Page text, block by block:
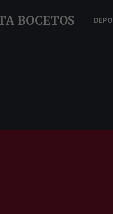
BOCETOS